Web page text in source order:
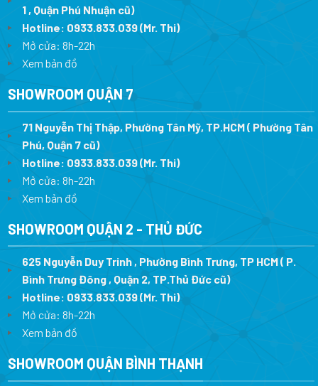
1 , Quận Phú Nhuận cũ)
Hotline: 0933.833.039(Mr. Thi)
Mở cửa: 8h-22h
Xem bản đồ
SHOWROOM QUẬN 7
71 Nguyễn Thị Thập, Phường Tân Mỹ, TP.HCM ( Phường Tân
Phú, Quận 7 cũ)
Hotline: 0933.833.039(Mr. Thi)
Mở cửa: 8h-22h
Xem bản đồ
SHOWROOM QUẬN 2 - THỦ ĐỨC
625 Nguyễn Duy Trinh , Phường Bình Trưng, TP HCM ( P.
Bình Trưng Đông , Quận 2, TP.Thủ Đức cũ)
Hotline: 0933.833.039(Mr. Thi)
Mở cửa: 8h-22h
Xem bản đồ
SHOWROOM QUẬN BÌNH THẠNH